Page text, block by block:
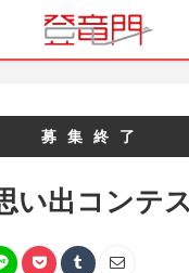
募集終了
い出コンテ